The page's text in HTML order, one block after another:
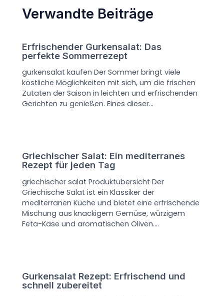
Verwandte Beiträge
Erfrischender Gurkensalat: Das
perfekte Sommerrezept
gurkensalat kaufen Der Sommer bringt viele
köstliche Möglichkeiten mit sich, um die frischen
Zutaten der Saison in leichten und erfrischenden
Gerichten zu genießen. Eines dieser…
Griechischer Salat: Ein mediterranes
Rezept für jeden Tag
griechischer salat Produktübersicht Der
Griechische Salat ist ein Klassiker der
mediterranen Küche und bietet eine erfrischende
Mischung aus knackigem Gemüse, würzigem
Feta-Käse und aromatischen Oliven.…
Gurkensalat Rezept: Erfrischend und
schnell zubereitet